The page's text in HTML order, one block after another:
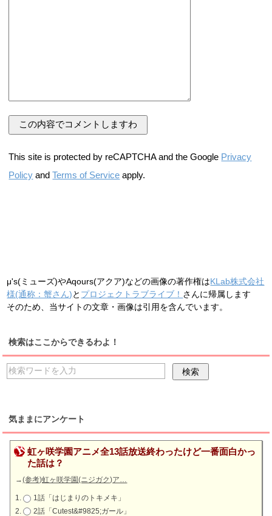
This site is protected by reCAPTCHA and the Google Privacy
Policy andTerms of Service apply.
μ's(ミューズ)やAqours(アクア)などの画像の著作権はKLab株式会社
様(通称：蟹さん)と プロジェクトラブライブ！ さんに帰属します
そのため、当サイトの文章・画像は引用を含んでいます。
検索はここからできるわよ！
気ままにアンケート
虹ヶ咲学園アニメ全13話放送終わったけど一番面白かっ
た話は？
→(参考)虹ヶ咲学園(ニジガク)ア…
1話「はじまりのトキメキ」
2話「Cutest&#9825;ガール」